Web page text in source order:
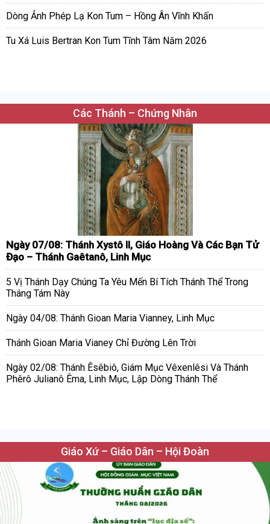
Dòng Ảnh Phép Lạ Kon Tum – Hồng Ân Vĩnh Khấn
Tu Xá Luis Bertran Kon Tum Tĩnh Tâm Năm 2026
Các Thánh – Chứng Nhân
Ngày 07/08: Thánh Xystô II, Giáo Hoàng Và Các Bạn Tử
Đạo – Thánh Gaêtanô, Linh Mục
5 Vị Thánh Dạy Chúng Ta Yêu Mến Bí Tích Thánh Thể Trong
Tháng Tám Này
Ngày 04/08: Thánh Gioan Maria Vianney, Linh Mục
Thánh Gioan Maria Vianey Chỉ Đường Lên Trời
Ngày 02/08: Thánh Êsêbiô, Giám Mục Vêxenlêsi Và Thánh
Phêrô Julianô Êma, Linh Mục, Lập Dòng Thánh Thể
Giáo Xứ – Giáo Dân – Hội Đoàn